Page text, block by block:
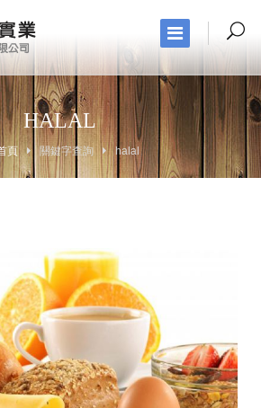
HALAL
頁 關鍵字查詢 halal